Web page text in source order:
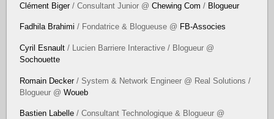
Clément Biger/ Consultant Junior @Chewing Com / Blogueur
Fadhila Brahimi / Fondatrice & Blogueuse @ FB-Associes
Cyril Esnault / Lucien Barriere Interactive / Blogueur @
Sochouette
Romain Decker/ System & Network Engineer @ Real Solutions /
Blogueur @Woueb
Bastien Labelle / Consultant Technologique & Blogueur @